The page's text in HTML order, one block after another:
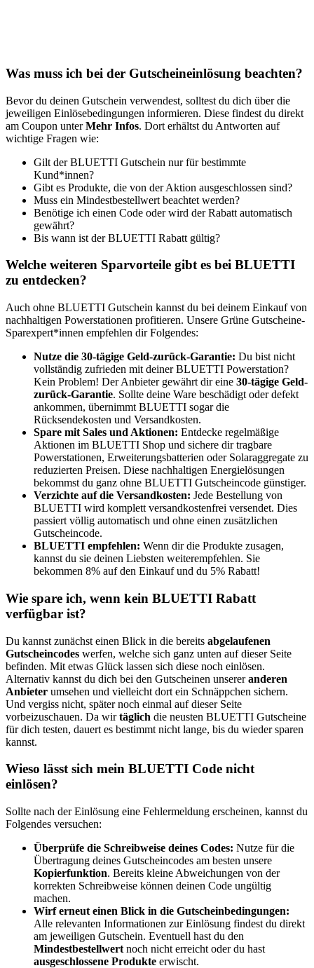
Was muss ich bei der Gutscheineinlösung beachten?
Bevor du deinen Gutschein verwendest, solltest du dich über die
jeweiligen Einlösebedingungen informieren. Diese findest du direkt
am Coupon unterMehr Infos. Dort erhältst du Antworten auf
wichtige Fragen wie:
Gilt der BLUETTI Gutschein nur für bestimmte
Kund*innen?
Gibt es Produkte, die von der Aktion ausgeschlossen sind?
Muss ein Mindestbestellwert beachtet werden?
Benötige ich einen Code oder wird der Rabatt automatisch
gewährt?
Bis wann ist der BLUETTI Rabatt gültig?
Welche weiteren Sparvorteile gibt es bei BLUETTI
zu entdecken?
Auch ohne BLUETTI Gutschein kannst du bei deinem Einkauf von
nachhaltigen Powerstationen profitieren. Unsere Grüne Gutscheine-
Sparexpert*innen empfehlen dir Folgendes:
Nutze die 30-tägige Geld-zurück-Garantie: Du bist nicht
vollständig zufrieden mit deiner BLUETTI Powerstation?
Kein Problem! Der Anbieter gewährt dir eine 30-tägige Geld-
zurück-Garantie. Sollte deine Ware beschädigt oder defekt
ankommen, übernimmt BLUETTI sogar die
Rücksendekosten und Versandkosten.
Spare mit Sales und Aktionen: Entdecke regelmäßige
Aktionen im BLUETTI Shop und sichere dir tragbare
Powerstationen, Erweiterungsbatterien oder Solaraggregate zu
reduzierten Preisen. Diese nachhaltigen Energielösungen
bekommst du ganz ohne BLUETTI Gutscheincode günstiger.
Verzichte auf die Versandkosten: Jede Bestellung von
BLUETTI wird komplett versandkostenfrei versendet. Dies
passiert völlig automatisch und ohne einen zusätzlichen
Gutscheincode.
BLUETTI empfehlen: Wenn dir die Produkte zusagen,
kannst du sie deinen Liebsten weiterempfehlen. Sie
bekommen 8% auf den Einkauf und du 5% Rabatt!
Wie spare ich, wenn kein BLUETTI Rabatt
verfügbar ist?
Du kannst zunächst einen Blick in die bereits abgelaufenen
Gutscheincodes werfen, welche sich ganz unten auf dieser Seite
befinden. Mit etwas Glück lassen sich diese noch einlösen.
Alternativ kannst du dich bei den Gutscheinen unsereranderen
Anbieter umsehen und vielleicht dort ein Schnäppchen sichern.
Und vergiss nicht, später noch einmal auf dieser Seite
vorbeizuschauen. Da wirtäglich die neusten BLUETTI Gutscheine
für dich testen, dauert es bestimmt nicht lange, bis du wieder sparen
kannst.
Wieso lässt sich mein BLUETTI Code nicht
einlösen?
Sollte nach der Einlösung eine Fehlermeldung erscheinen, kannst du
Folgendes versuchen:
Überprüfe die Schreibweise deines Codes: Nutze für die
Übertragung deines Gutscheincodes am besten unsere
Kopierfunktion. Bereits kleine Abweichungen von der
korrekten Schreibweise können deinen Code ungültig
machen.
Wirf erneut einen Blick in die Gutscheinbedingungen:
Alle relevanten Informationen zur Einlösung findest du direkt
am jeweiligen Gutschein. Eventuell hast du den
Mindestbestellwert noch nicht erreicht oder du hast
ausgeschlossene Produkte erwischt.